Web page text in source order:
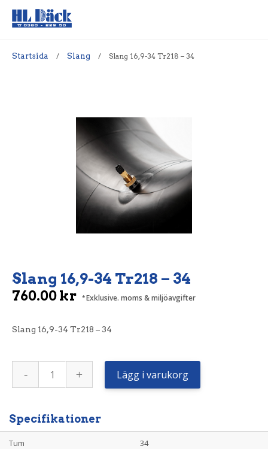
Startsida / Slang / Slang 16,9-34 Tr218 – 34
Slang 16,9-34 Tr218 – 34
760.00kr Exklusive. moms & miljöavgifter
Slang 16,9-34 Tr218 – 34
-
Slang
16,9-
Tr218
+ Lägg i varukorg
Specifikationer
Tum 34